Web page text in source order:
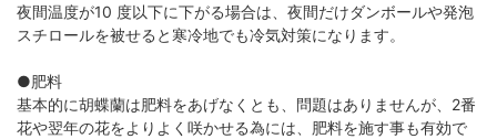
夜間温度が10 度以下に下がる場合は、夜間だけダンボールや発泡
スチロールを被せると寒冷地でも冷気対策になります。
●肥料
基本的に胡蝶蘭は肥料をあげなくとも、問題はありませんが、2番
花や翌年の花をよりよく咲かせる為には、肥料を施す事も有効で